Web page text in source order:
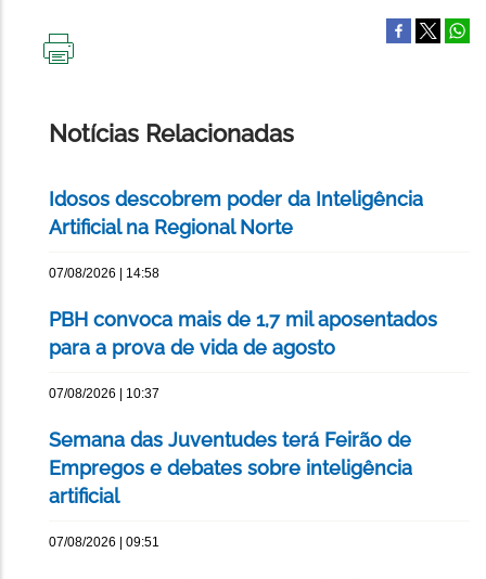
Notícias Relacionadas
Idosos descobrem poder da Inteligência
Artificial na Regional Norte
07/08/2026 | 14:58
PBH convoca mais de 1,7 mil aposentados
para a prova de vida de agosto
07/08/2026 | 10:37
Semana das Juventudes terá Feirão de
Empregos e debates sobre inteligência
artificial
07/08/2026 | 09:51